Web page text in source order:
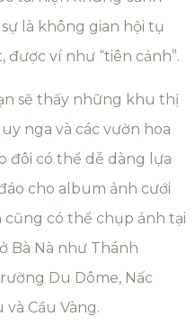
là không gian hội tụ
ví như “tiên cảnh”.
sẽ thấy những khu thị
nga và các vườn hoa
đôi có thể dễ dàng lựa
cho album ảnh cưới
cũng có thể chụp ảnh tại
Bà Nà như Thánh
Du Dôme, Nấc
Cầu Vàng.